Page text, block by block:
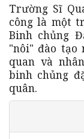
Trường Sĩ
công là một
Binh chủng
"nôi" đào tạo
quan và
binh chủng
quân.